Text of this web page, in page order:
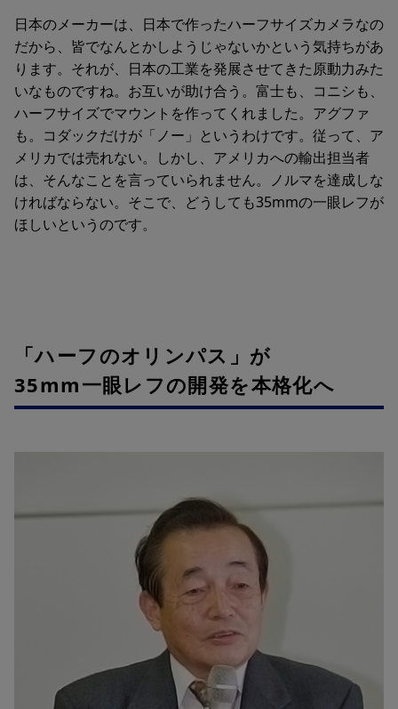
日本のメーカーは、日本で作ったハーフサイズカメラなの
だから、皆でなんとかしようじゃないかという気持ちがあ
ります。それが、日本の工業を発展させてきた原動力みた
いなものですね。お互いが助け合う。富士も、コニシも、
ハーフサイズでマウントを作ってくれました。アグファ
も。コダックだけが「ノー」というわけです。従って、ア
メリカでは売れない。しかし、アメリカへの輸出担当者
は、そんなことを言っていられません。ノルマを達成しな
ければならない。そこで、どうしても35mmの一眼レフが
ほしいというのです。
「ハーフのオリンパス」が
35mm一眼レフの開発を本格化へ